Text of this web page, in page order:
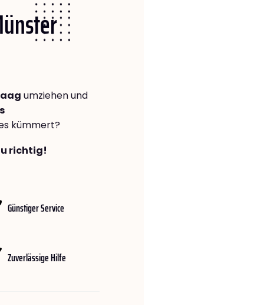
umziehen und
kümmert?
richtig!
Günstiger Service
Zuverlässige Hilfe